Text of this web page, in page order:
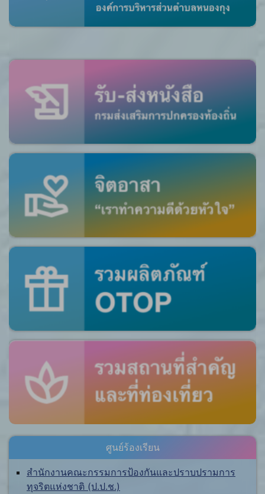
ศูนย์ร้องเรียน
สำนักงานคณะกรรมการป้องกันและปราบปรามการ
ทุจริตแห่งชาติ (ป.ป.ช.)